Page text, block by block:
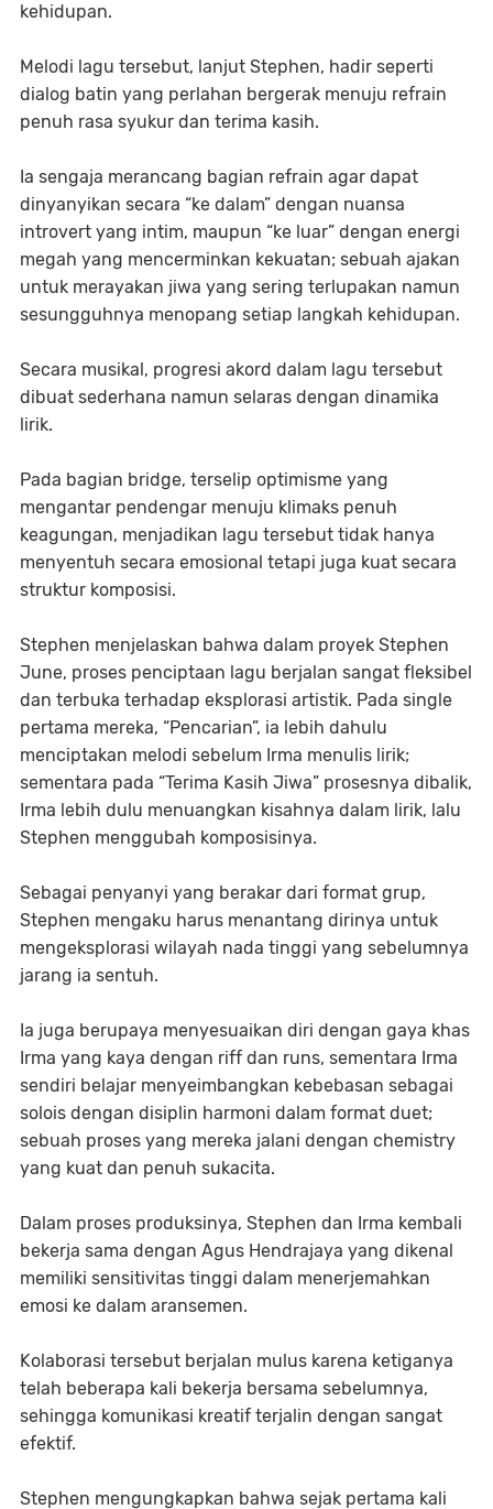
kehidupan.
Melodi lagu tersebut, lanjut Stephen, hadir seperti
dialog batin yang perlahan bergerak menuju refrain
penuh rasa syukur dan terima kasih.
Ia sengaja merancang bagian refrain agar dapat
dinyanyikan secara “ke dalam” dengan nuansa
introvert yang intim, maupun “ke luar” dengan energi
megah yang mencerminkan kekuatan; sebuah ajakan
untuk merayakan jiwa yang sering terlupakan namun
sesungguhnya menopang setiap langkah kehidupan.
Secara musikal, progresi akord dalam lagu tersebut
dibuat sederhana namun selaras dengan dinamika
lirik.
Pada bagian bridge, terselip optimisme yang
mengantar pendengar menuju klimaks penuh
keagungan, menjadikan lagu tersebut tidak hanya
menyentuh secara emosional tetapi juga kuat secara
struktur komposisi.
Stephen menjelaskan bahwa dalam proyek Stephen
June, proses penciptaan lagu berjalan sangat fleksibel
dan terbuka terhadap eksplorasi artistik. Pada single
pertama mereka, “Pencarian”, ia lebih dahulu
menciptakan melodi sebelum Irma menulis lirik;
sementara pada “Terima Kasih Jiwa” prosesnya dibalik,
Irma lebih dulu menuangkan kisahnya dalam lirik, lalu
Stephen menggubah komposisinya.
Sebagai penyanyi yang berakar dari format grup,
Stephen mengaku harus menantang dirinya untuk
mengeksplorasi wilayah nada tinggi yang sebelumnya
jarang ia sentuh.
Ia juga berupaya menyesuaikan diri dengan gaya khas
Irma yang kaya dengan riff dan runs, sementara Irma
sendiri belajar menyeimbangkan kebebasan sebagai
solois dengan disiplin harmoni dalam format duet;
sebuah proses yang mereka jalani dengan chemistry
yang kuat dan penuh sukacita.
Dalam proses produksinya, Stephen dan Irma kembali
bekerja sama dengan Agus Hendrajaya yang dikenal
memiliki sensitivitas tinggi dalam menerjemahkan
emosi ke dalam aransemen.
Kolaborasi tersebut berjalan mulus karena ketiganya
telah beberapa kali bekerja bersama sebelumnya,
sehingga komunikasi kreatif terjalin dengan sangat
efektif.
Stephen mengungkapkan bahwa sejak pertama kali